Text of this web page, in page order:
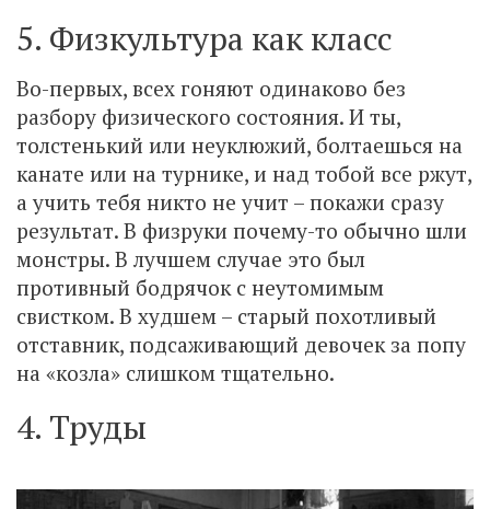
5. Физкультура как класс
Во-первых, всех гоняют одинаково без
разбору физического состояния. И ты,
толстенький или неуклюжий, болтаешься на
канате или на турнике, и над тобой все ржут,
а учить тебя никто не учит – покажи сразу
результат. В физруки почему-то обычно шли
монстры. В лучшем случае это был
противный бодрячок с неутомимым
свистком. В худшем – старый похотливый
отставник, подсаживающий девочек за попу
на «козла» слишком тщательно.
4. Труды